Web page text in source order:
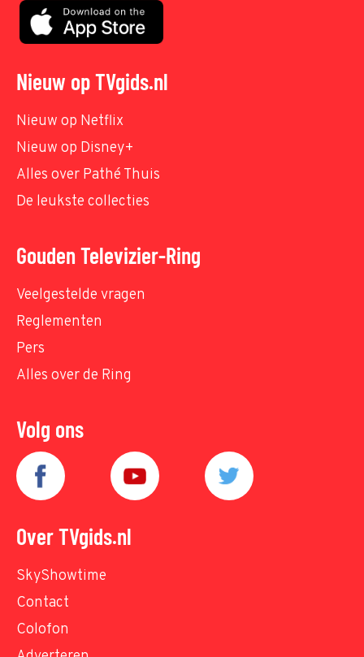
Nieuw op TVgids.nl
Nieuw op Netflix
Nieuw op Disney+
Alles over Pathé Thuis
De leukste collecties
Gouden Televizier-Ring
Veelgestelde vragen
Reglementen
Pers
Alles over de Ring
Volg ons
Over TVgids.nl
SkyShowtime
Contact
Colofon